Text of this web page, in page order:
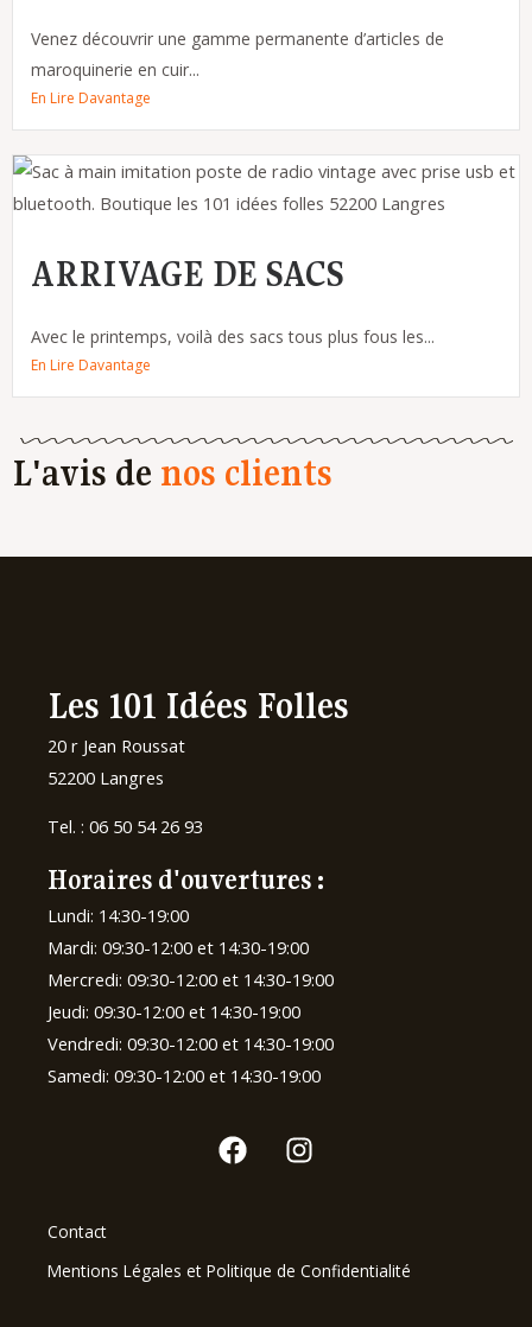
Venez découvrir une gamme permanente d’articles de
maroquinerie en cuir...
En Lire Davantage
ARRIVAGE DE SACS
Avec le printemps, voilà des sacs tous plus fous les...
En Lire Davantage
L'avis de nos clients
Les 101 Idées Folles
20 r Jean Roussat
52200 Langres
Tel. : 06 50 54 26 93
Horaires d'ouvertures :
Lundi: 14:30-19:00
Mardi: 09:30-12:00 et 14:30-19:00
Mercredi: 09:30-12:00 et 14:30-19:00
Jeudi: 09:30-12:00 et 14:30-19:00
Vendredi: 09:30-12:00 et 14:30-19:00
Samedi: 09:30-12:00 et 14:30-19:00
Contact
Mentions Légales et Politique de Confidentialité